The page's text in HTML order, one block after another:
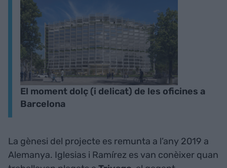
El moment dolç (i delicat) de les oficines a
Barcelona
La gènesi del projecte es remunta a l’any 2019 a
Alemanya. Iglesias i Ramírez es van conèixer quan